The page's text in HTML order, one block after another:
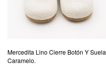
Mercedita Lino Cierre Botón Y Suela
Caramelo.